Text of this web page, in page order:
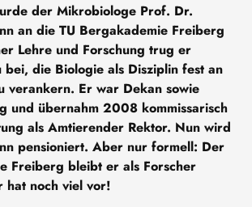
der Mikrobiologe Prof. Dr.
an die TU Bergakademie Freiberg
Lehre und Forschung trug er
bei, die Biologie als Disziplin fest an
verankern. Er war Dekan sowie
und übernahm 2008 kommissarisch
als Amtierender Rektor. Nun wird
pensioniert. Aber nur formell: Der
Freiberg bleibt er als Forscher
hat noch viel vor!